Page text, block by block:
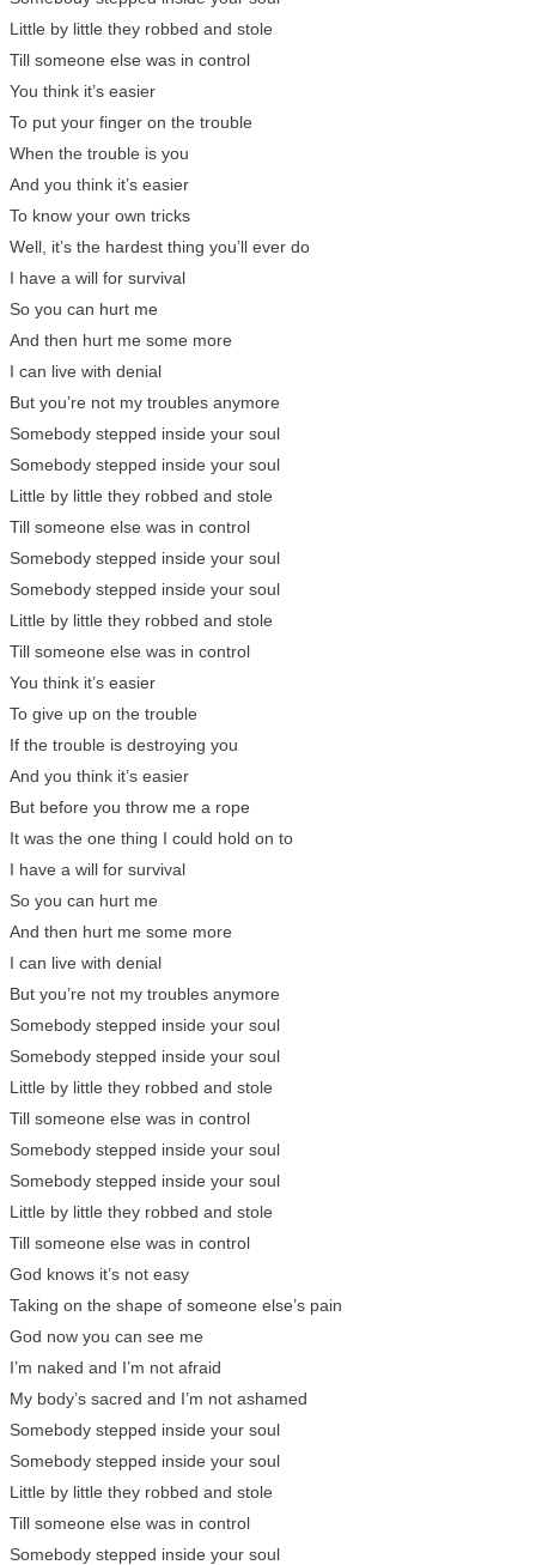
Little by little they robbed and stole
Till someone else was in control
You think it’s easier
To put your finger on the trouble
When the trouble is you
And you think it’s easier
To know your own tricks
Well, it’s the hardest thing you’ll ever do
I have a will for survival
So you can hurt me
And then hurt me some more
I can live with denial
But you’re not my troubles anymore
Somebody stepped inside your soul
Somebody stepped inside your soul
Little by little they robbed and stole
Till someone else was in control
Somebody stepped inside your soul
Somebody stepped inside your soul
Little by little they robbed and stole
Till someone else was in control
You think it’s easier
To give up on the trouble
If the trouble is destroying you
And you think it’s easier
But before you throw me a rope
It was the one thing I could hold on to
I have a will for survival
So you can hurt me
And then hurt me some more
I can live with denial
But you’re not my troubles anymore
Somebody stepped inside your soul
Somebody stepped inside your soul
Little by little they robbed and stole
Till someone else was in control
Somebody stepped inside your soul
Somebody stepped inside your soul
Little by little they robbed and stole
Till someone else was in control
God knows it’s not easy
Taking on the shape of someone else’s pain
God now you can see me
I’m naked and I’m not afraid
My body’s sacred and I’m not ashamed
Somebody stepped inside your soul
Somebody stepped inside your soul
Little by little they robbed and stole
Till someone else was in control
Somebody stepped inside your soul